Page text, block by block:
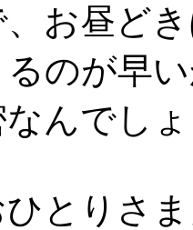
、お昼ど
のが早
なんでし
ひとりさ